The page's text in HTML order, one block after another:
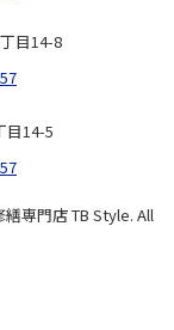
目14-8
目14-5
専門店 TB Style. All